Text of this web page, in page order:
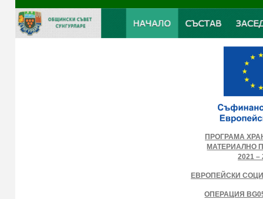
ПРОГРАМА
МАТЕРИАЛНО
2021 –
ЕВРОПЕЙСКИ
ОПЕРАЦИЯ